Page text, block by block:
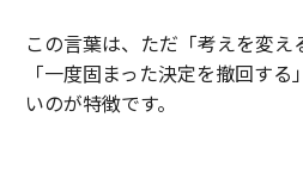
この言葉は、ただ「考えを変
「一度固まった決定を撤回す
いのが特徴です。